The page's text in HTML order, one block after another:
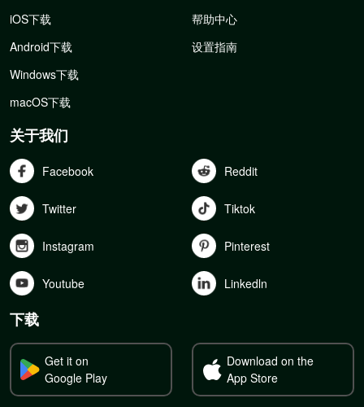
iOS下载
Android下载
Windows下载
macOS下载
帮助中心
设置指南
关于我们
Facebook Reddit
Twitter Tiktok
Instagram Pinterest
Youtube Linkedln
下载
Get it on
Google Play
Download on the
App Store